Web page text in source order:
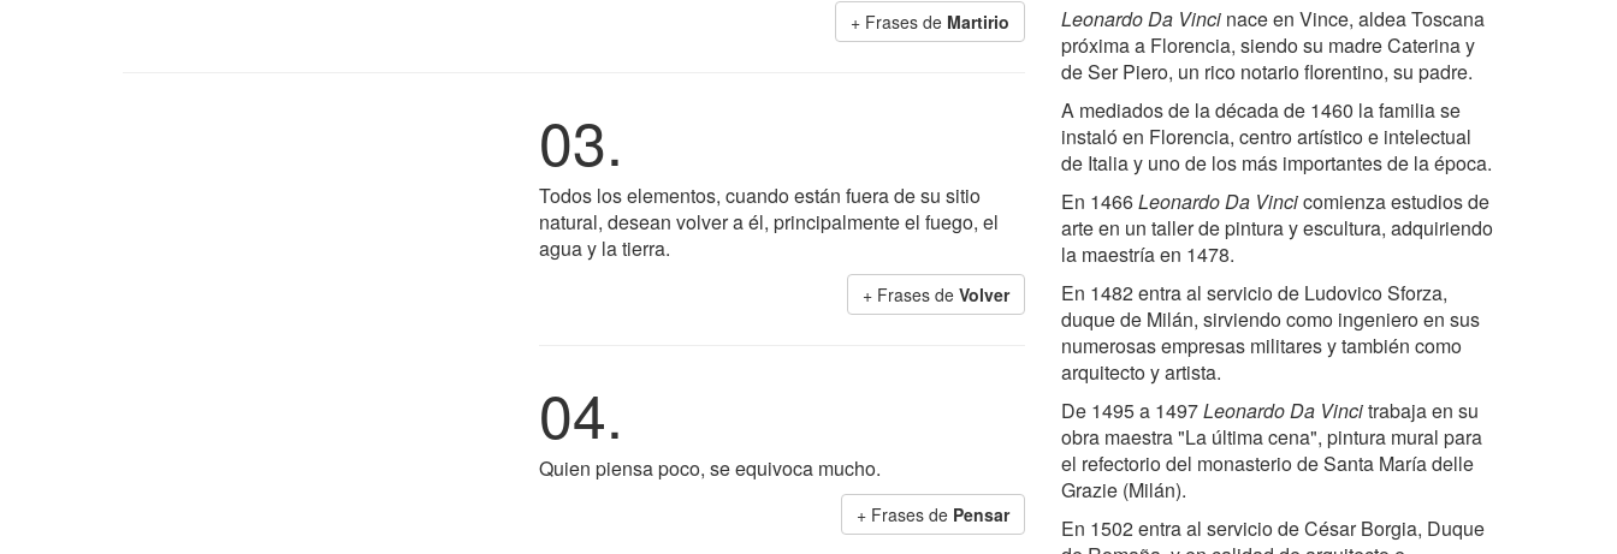
+ Frases de Martirio
03.
Todos los elementos, cuando están fuera de su sitio
natural, desean volver a él, principalmente el fuego, el
agua y la tierra.
+ Frases de Volver
04.
Quien piensa poco, se equivoca mucho.
+ Frases de Pensar
Leonardo Da Vinci nace en Vince, aldea Toscana
próxima a Florencia, siendo su madre Caterina y
de Ser Piero, un rico notario florentino, su padre.
A mediados de la década de 1460 la familia se
instaló en Florencia, centro artístico e intelectual
de Italia y uno de los más importantes de la época.
En 1466Leonardo Da Vincicomienza estudios de
arte en un taller de pintura y escultura, adquiriendo
la maestría en 1478.
En 1482 entra al servicio de Ludovico Sforza,
duque de Milán, sirviendo como ingeniero en sus
numerosas empresas militares y también como
arquitecto y artista.
De 1495 a 1497Leonardo Da Vincitrabaja en su
obra maestra "La última cena", pintura mural para
el refectorio del monasterio de Santa María delle
Grazie (Milán).
En 1502 entra al servicio de César Borgia, Duque